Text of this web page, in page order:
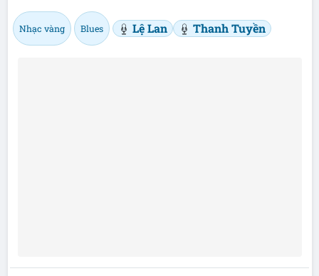
Nhạc vàng Blues Lệ Lan Thanh Tuyền